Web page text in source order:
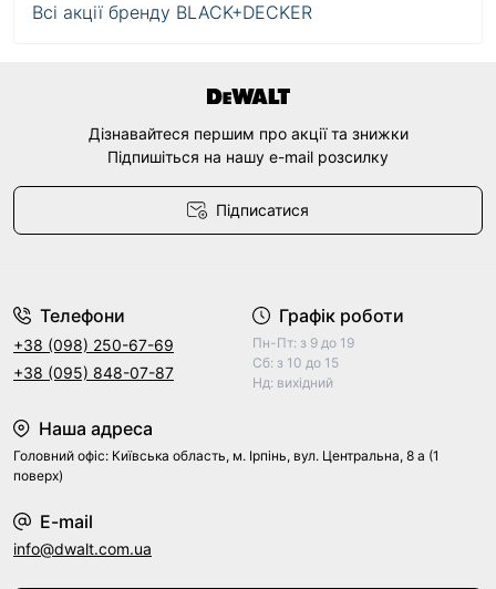
Всі акції бренду BLACK+DECKER
Дізнавайтеся першим про акції та знижки
Підпишіться на нашу e-mail розсилку
Підписатися
Телефони
+38 (098) 250-67-69
+38 (095) 848-07-87
Графік роботи
Пн-Пт: з 9 до 19
Сб: з 10 до 15
Нд: вихідний
Наша адреса
Головний офіс: Київська область, м. Ірпінь, вул. Центральна, 8 а (1
поверх)
E-mail
info@dwalt.com.ua